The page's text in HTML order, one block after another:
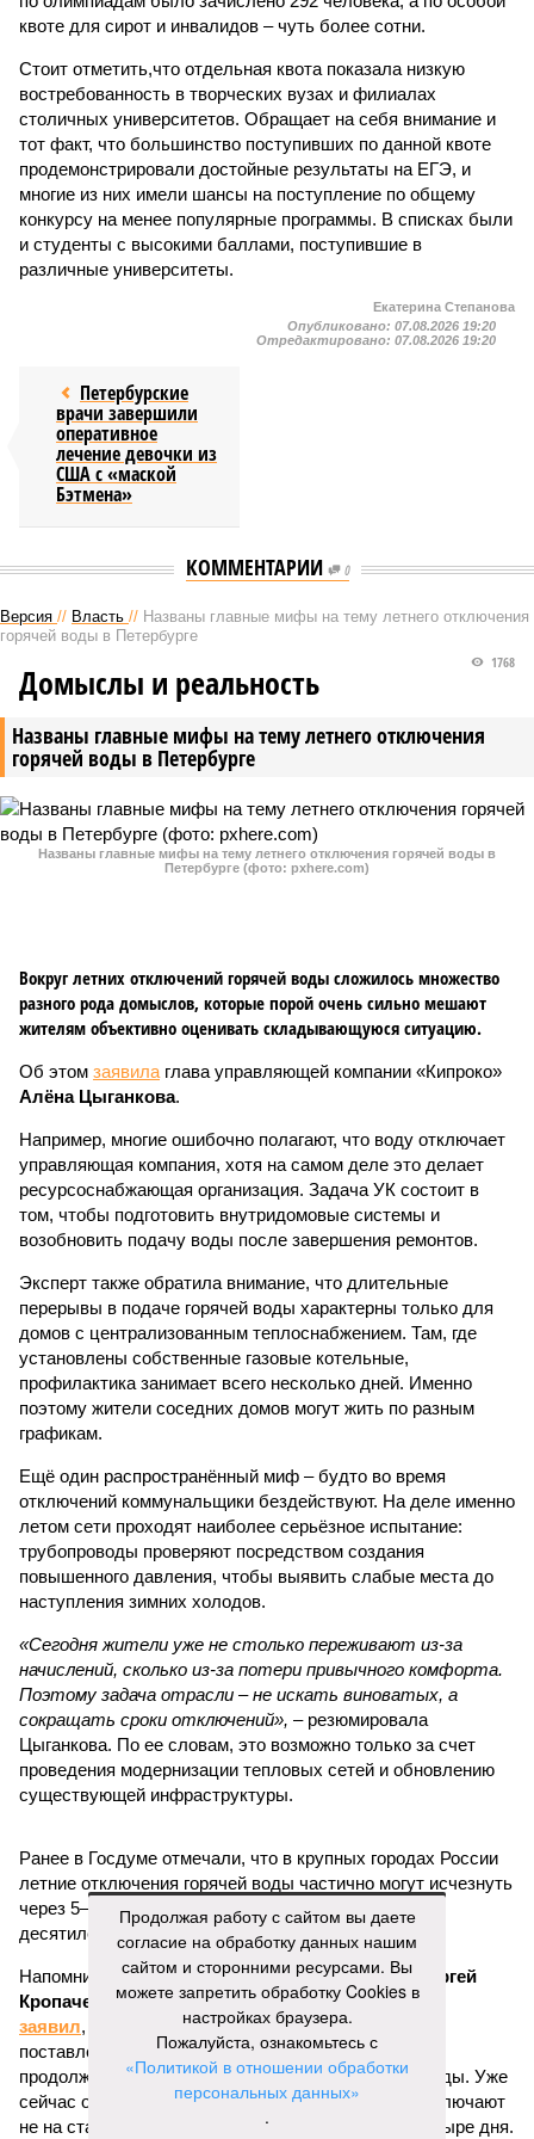
квоте для сирот и инвалидов – чуть более сотни.
Стоит отметить,что отдельная квота показала низкую
востребованность в творческих вузах и филиалах
столичных университетов. Обращает на себя внимание и
тот факт, что большинство поступивших по данной квоте
продемонстрировали достойные результаты на ЕГЭ, и
многие из них имели шансы на поступление по общему
конкурсу на менее популярные программы. В списках были
и студенты с высокими баллами, поступившие в
различные университеты.
Екатерина Степанова
Опубликовано: 07.08.2026 19:20
Отредактировано: 07.08.2026 19:20
Петербурские
врачи завершили
оперативное
лечение девочки из
США с «маской
Бэтмена»
КОММЕНТАРИИ 0
Версия // Власть // Названы главные мифы на тему летнего отключения
горячей воды в Петербурге
Названы главные мифы на тему летнего отключения
горячей воды в Петербурге
1768
Домыслы и реальность
Названы главные мифы на тему летнего отключения горячей воды в
Петербурге (фото: pxhere.com)
Вокруг летних отключений горячей воды сложилось множество
разного рода домыслов, которые порой очень сильно мешают
жителям объективно оценивать складывающуюся ситуацию.
Об этом заявила глава управляющей компании «Кипроко»
Алёна Цыганкова.
Например, многие ошибочно полагают, что воду отключает
управляющая компания, хотя на самом деле это делает
ресурсоснабжающая организация. Задача УК состоит в
том, чтобы подготовить внутридомовые системы и
возобновить подачу воды после завершения ремонтов.
Эксперт также обратила внимание, что длительные
перерывы в подаче горячей воды характерны только для
домов с централизованным теплоснабжением. Там, где
установлены собственные газовые котельные,
профилактика занимает всего несколько дней. Именно
поэтому жители соседних домов могут жить по разным
графикам.
Ещё один распространённый миф – будто во время
отключений коммунальщики бездействуют. На деле именно
летом сети проходят наиболее серьёзное испытание:
трубопроводы проверяют посредством создания
повышенного давления, чтобы выявить слабые места до
наступления зимних холодов.
«Сегодня жители уже не столько переживают из-за
начислений, сколько из-за потери привычного комфорта.
Поэтому задача отрасли – не искать виноватых, а
сокращать сроки отключений», – резюмировала
Цыганкова. По ее словам, это возможно только за счет
проведения модернизации тепловых сетей и обновлению
существующей инфраструктуры.
Ранее в Госдуме отмечали, что в крупных городах России
летние отключения горячей воды частично могут исчезнуть
через 5–7 лет. Для полного отказа потребуются
десятилетия и замена 70–80% изношенных труб.
Напомним, вице-губернатор Северной столицы
Сергей
Кропачев
в ходе прямой линии на прошлой неделе
заявил, что теплоснабжающим компаниям города
поставлена задача максимально сократить
продолжительность летних отключений горячей воды. Уже
сейчас около пяти тысяч домой, по его словам, отключают
не на стандартные две недели, а всего на один-четыре дня.
Продолжая работу с сайтом вы даете
согласие на обработку данных нашим
сайтом и сторонними ресурсами. Вы
можете запретить обработку Cookies в
настройках браузера.
Пожалуйста, ознакомьтесь с
«Политикой в отношении обработки
персональных данных»
.